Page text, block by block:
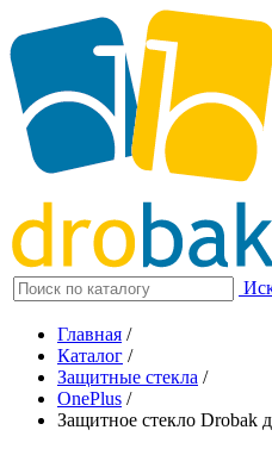
Главная /
Каталог /
Защитные стекла /
OnePlus /
Защитное стекло Drobak